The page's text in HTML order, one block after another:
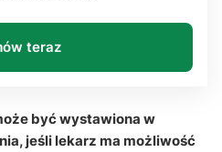
ma tak duże znaczenie?
podczas zdalnego
uczestniczyć w
teraz
być wystawiona w
jeśli lekarz ma możliwość